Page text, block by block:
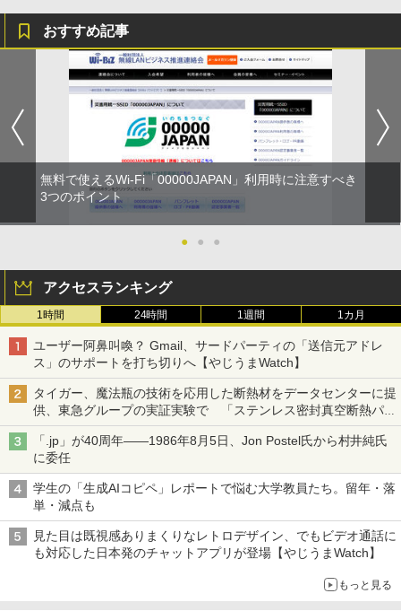
おすすめ記事
無料で使えるWi-Fi「00000JAPAN」利用時に注意すべき
3つのポイント
● ● ●
アクセスランキング
1時間 24時間 1週間 1カ月
ユーザー阿鼻叫喚？ Gmail、サードパーティの「送信元アドレ
ス」のサポートを打ち切りへ【やじうまWatch】
タイガー、魔法瓶の技術を応用した断熱材をデータセンターに提
供、東急グループの実証実験で 「ステンレス密封真空断熱パネ
ル TIVIP」
「.jp」が40周年――1986年8月5日、Jon Postel氏から村井純氏
に委任
学生の「生成AIコピペ」レポートで悩む大学教員たち。留年・落
単・減点も
見た目は既視感ありまくりなレトロデザイン、でもビデオ通話に
も対応した日本発のチャットアプリが登場【やじうまWatch】
もっと見る